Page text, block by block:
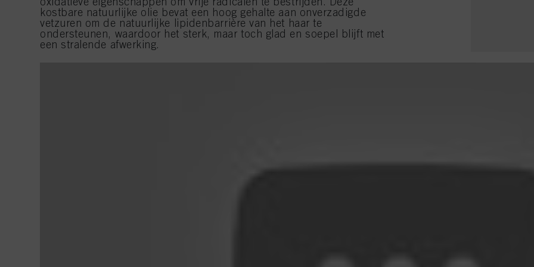
kostbare natuurlijke olie bevat een hoog gehalte aan onverzadigde
vetzuren om de natuurlijke lipidenbarrière van het haar te
ondersteunen, waardoor het sterk, maar toch glad en soepel blijft met
een stralende afwerking.